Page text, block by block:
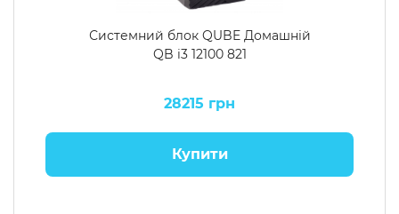
Системний блок QUBE Домашній
QB i3 12100 821
28215 грн
Купити